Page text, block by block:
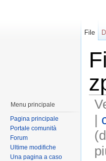
|
File
Menu principale
Pagina principale
Portale comunità
Forum
Ultime modifiche
Una pagina a caso